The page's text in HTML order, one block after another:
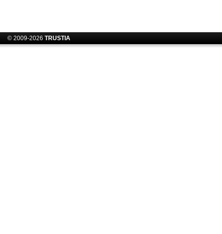
© 2009-2026 TRUSTIA